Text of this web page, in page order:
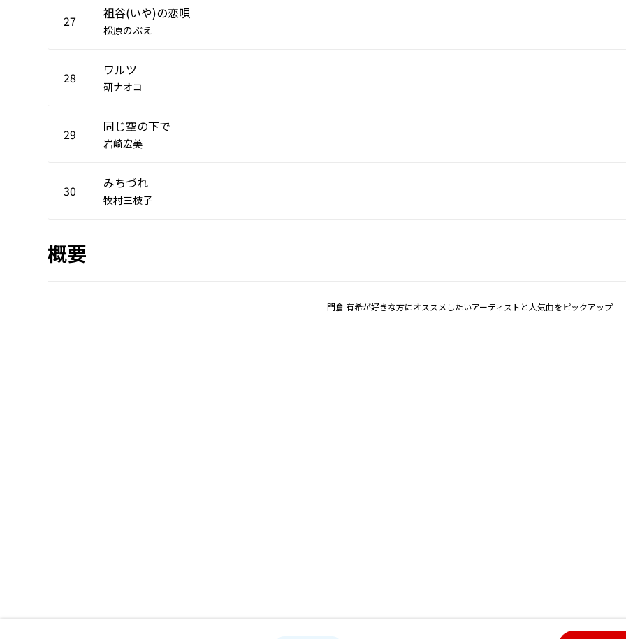
27 祖谷(いや)の恋唄
松原のぶえ
28 ワルツ
研ナオコ
29 同じ空の下で
岩崎宏美
30 みちづれ
牧村三枝子
概要
門倉 有希が好きな方にオススメしたいアーティストと人気曲をピックアップ